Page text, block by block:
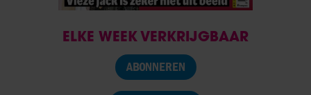
ELKE WEEK VERKRIJGBAAR
ABONNEREN